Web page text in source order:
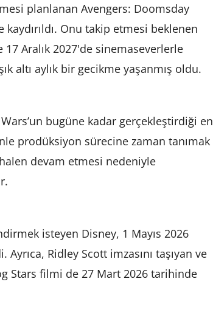
planlanan Avengers: Doomsday
Onu takip etmesi beklenen
17 Aralık 2027'de sinemaseverlerle
altı aylık bir gecikme yaşanmış oldu.
bugüne kadar gerçekleştirdiği en
prodüksiyon sürecine zaman tanımak
devam etmesi nedeniyle
isteyen Disney, 1 Mayıs 2026
Ridley Scott imzasını taşıyan ve
Stars filmi de 27 Mart 2026 tarihinde